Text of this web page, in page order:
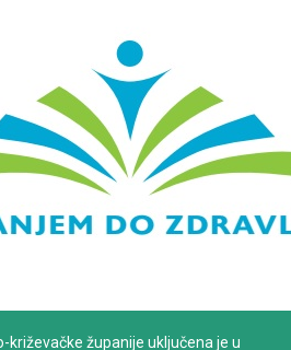
križevačke županije uključena je u